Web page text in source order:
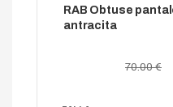
RAB Obtuse
antracita
70.00 €